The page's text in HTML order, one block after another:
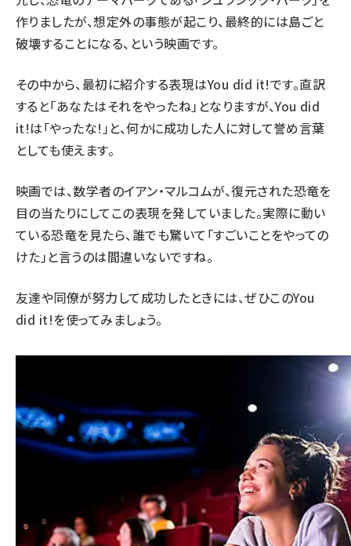
作りましたが、想定外の事態が起こり、最終的には島ごと
破壊することになる、という映画です。
その中から、最初に紹介する表現はYou did it!です。直訳
すると「あなたはそれをやったね」となりますが、You did
it!は「やったな!」と、何かに成功した人に対して誉め言葉
としても使えます。
映画では、数学者のイアン・マルコムが、復元された恐竜を
目の当たりにしてこの表現を発していました。実際に動い
ている恐竜を見たら、誰でも驚いて「すごいことをやっての
けた」と言うのは間違いないですね。
友達や同僚が努力して成功したときには、ぜひこのYou
did it!を使ってみましょう。